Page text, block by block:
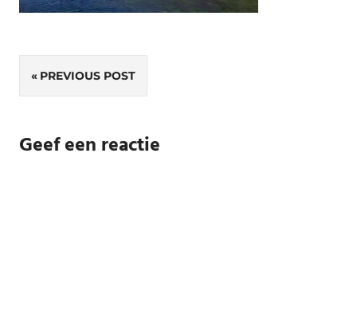
Bericht
navigatie
PREVIOUS POST
Geef een reactie